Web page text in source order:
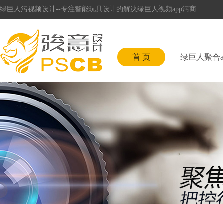
绿巨人污视频设计--专注智能玩具设计的解决绿巨人视频app污商
首 页 绿巨人聚合